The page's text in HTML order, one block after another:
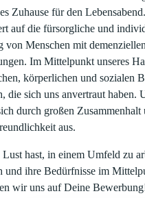
Zuhause für den
auf die fürsorgliche und
von Menschen mit demenziellen
Im Mittelpunkt unseres
körperlichen und sozialen
die sich uns anvertraut haben.
durch großen Zusammenhalt
aus.
hast, in einem Umfeld zu
und ihre Bedürfnisse im
wir uns auf Deine